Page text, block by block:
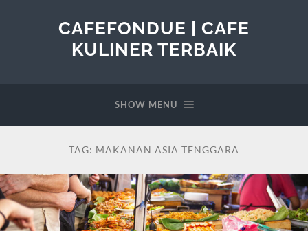
CAFEFONDUE | CAFE
KULINER TERBAIK
SHOW MENU
TAG: MAKANAN ASIA TENGGARA